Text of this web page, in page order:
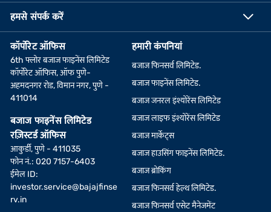
हमसे संपर्क करें
कॉर्पोरेट ऑफिस
6th फ्लोर बजाज फाइनेंस लिमिटेड
कॉर्पोरेट ऑफिस, ऑफ पुणे-
अहमदनगर रोड, विमान नगर, पुणे -
411014
बजाज फाइनेंस लिमिटेड
रज़िस्टर्ड ऑफिस
आकुर्डी, पुणे - 411035
फोन नं.: 020 7157-6403
ईमेल ID:
investor.service@bajajfinse
rv.in
हमारी कंपनियां
बजाज फिनसर्व लिमिटेड.
बजाज फाइनेंस लिमिटेड.
बजाज जनरल इंश्योरेंस लिमिटेड
बजाज लाइफ इंश्योरेंस लिमिटेड
बजाज मार्केट्स
बजाज हाउसिंग फाइनेंस लिमिटेड.
बजाज ब्रोकिंग
बजाज फिनसर्व हेल्थ लिमिटेड.
बजाज फिनसर्व एसेट मैनेजमेंट